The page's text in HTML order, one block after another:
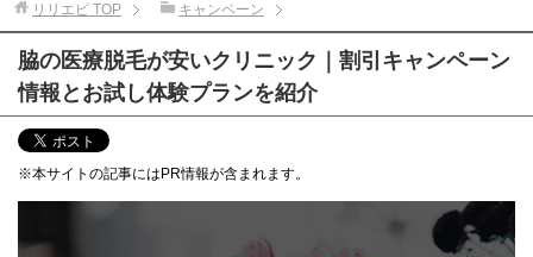
リリエピ TOP キャンペーン
脇の医療脱毛が安いクリニック｜割引キャンペーン
情報とお試し体験プランを紹介
※本サイトの記事にはPR情報が含まれます。